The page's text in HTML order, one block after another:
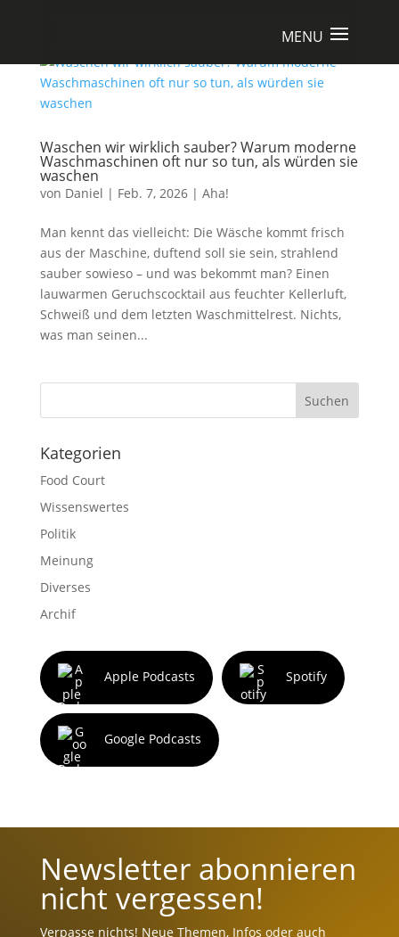
Waschen wir wirklich sauber? Warum moderne
Waschmaschinen oft nur so tun, als würden sie
waschen
von Daniel | Feb. 7, 2026| Aha!
Man kennt das vielleicht: Die Wäsche kommt frisch
aus der Maschine, duftend soll sie sein, strahlend
sauber sowieso – und was bekommt man? Einen
lauwarmen Geruchscocktail aus feuchter Kellerluft,
Schweiß und dem letzten Waschmittelrest. Nichts,
was man seinen...
Suchen
Kategorien
Food Court
Wissenswertes
Politik
Meinung
Diverses
Archif
Apple Podcasts Spotify
Google Podcasts
Newsletter abonnieren
nicht vergessen!
Verpasse nichts! Neue Themen, Infos oder auch